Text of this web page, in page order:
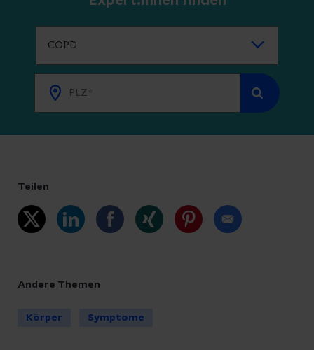
Teilen
Andere Themen
Körper Symptome